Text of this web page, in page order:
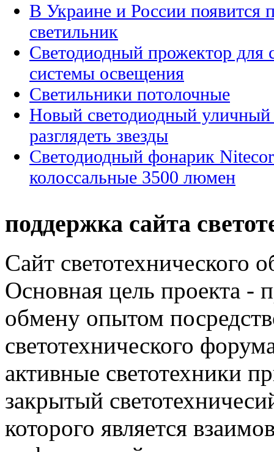
В Украине и России появится
светильник
Светодиодный прожектор для
системы освещения
Светильники потолочные
Новый светодиодный
разглядеть звезды
Светодиодный фонарик
колоссальные 3500 люмен
поддержка сайта
Сайт светотехнического
Основная цель проекта -
обмену опытом
светотехнического
активные светотехники
закрытый
которого является